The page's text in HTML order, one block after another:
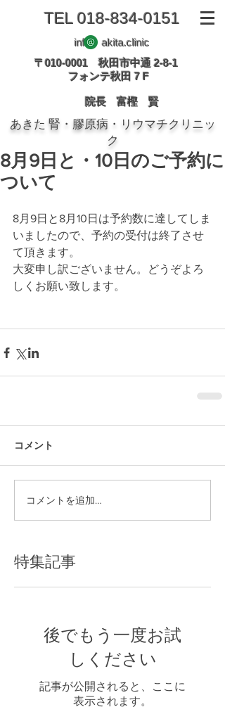
TEL018-834-0151
info akita.clinic
〒010-0001 秋田市中通 2-8-1
フォンテ秋田 7 F
院長 富樫 賢
あきた 腎・膠原病・リウマチクリニッ
ク
8月9日と・10日のご予約に
ついて
8月9日と8月10日は予約数に達してしま
いましたので、予約の受付は終了させ
て頂きます。
大変申し訳ございません。どうぞよろ
しくお願い致します。
コメント
コメントを追加…
特集記事
後でもう一度お試
しください
記事が公開されると、ここに
表示されます。